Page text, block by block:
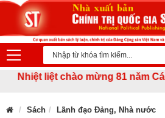
Nhiệt liệt chào mừng 81 năm
Sách Lãnh đạo Đảng, Nhà nước